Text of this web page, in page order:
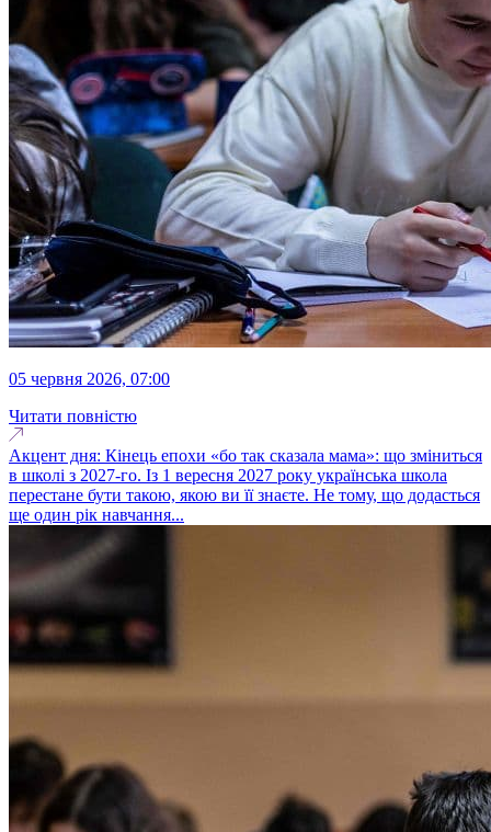
05 червня 2026, 07:00
Читати повністю
Акцент дня: Кінець епохи «бо так сказала мама»: що зміниться
в школі з 2027-го. Із 1 вересня 2027 року українська школа
перестане бути такою, якою ви її знаєте. Не тому, що додасться
ще один рік навчання...